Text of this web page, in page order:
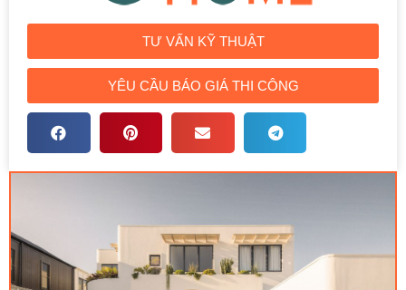
TƯ VẤN KỸ THUẬT
YÊU CẦU BÁO GIÁ THI CÔNG